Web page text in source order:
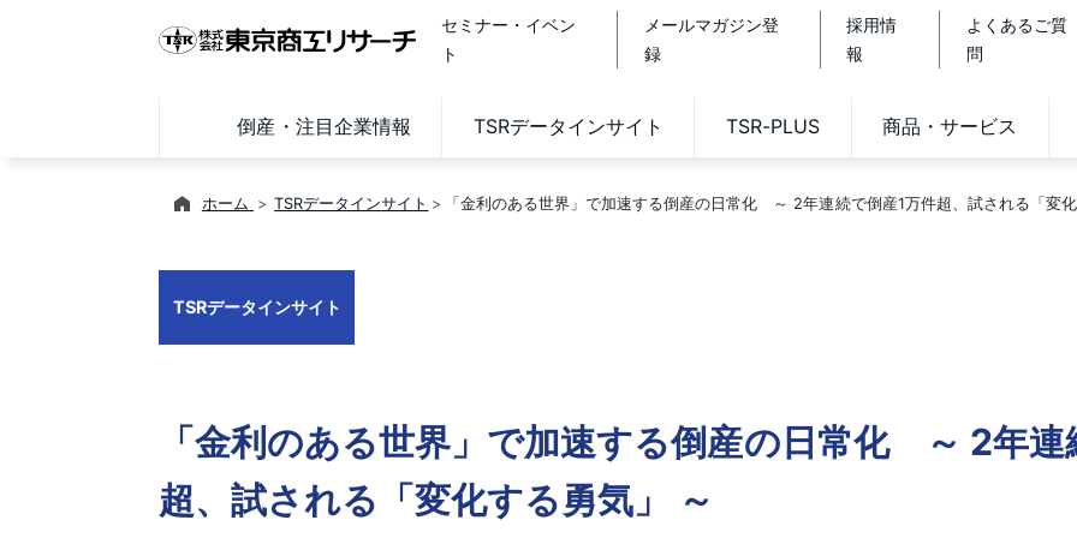
セミナー・イベン
ト
メールマガジン登
録
採用情
報
よくあるご質
問
倒産・注目企業情報 TSRデータインサイト TSR-PLUS 商品・サービス
ホーム TSRデータインサイト 「金利のある世界」で加速する倒産の日常化 ～ 2年連続で倒産1万件超、試される「変
TSRデータインサイト
「金利のある世界」で加速する倒産の日常化 ～ 2年連
超、試される「変化する勇気」 ～